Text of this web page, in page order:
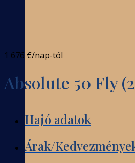
1 676 €/nap-tól
Absolute 50 Fly
Hajó adatok
Árak/